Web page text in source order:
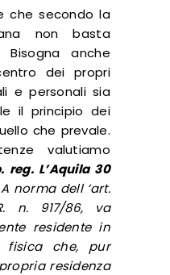
che secondo la
non basta
Bisogna anche
dei propri
e personali sia
il principio dei
che prevale.
valutiamo
reg. L’Aquila 30
A norma dell ‘art.
n. 917/86, va
residente in
fisica che, pur
residenza